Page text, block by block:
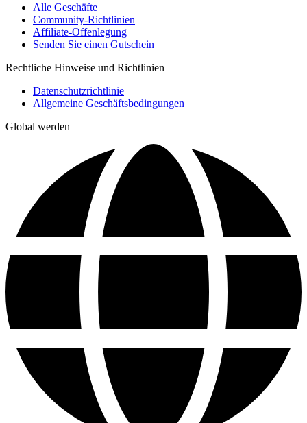
Alle Geschäfte
Community-Richtlinien
Affiliate-Offenlegung
Senden Sie einen Gutschein
Rechtliche Hinweise und Richtlinien
Datenschutzrichtlinie
Allgemeine Geschäftsbedingungen
Global werden